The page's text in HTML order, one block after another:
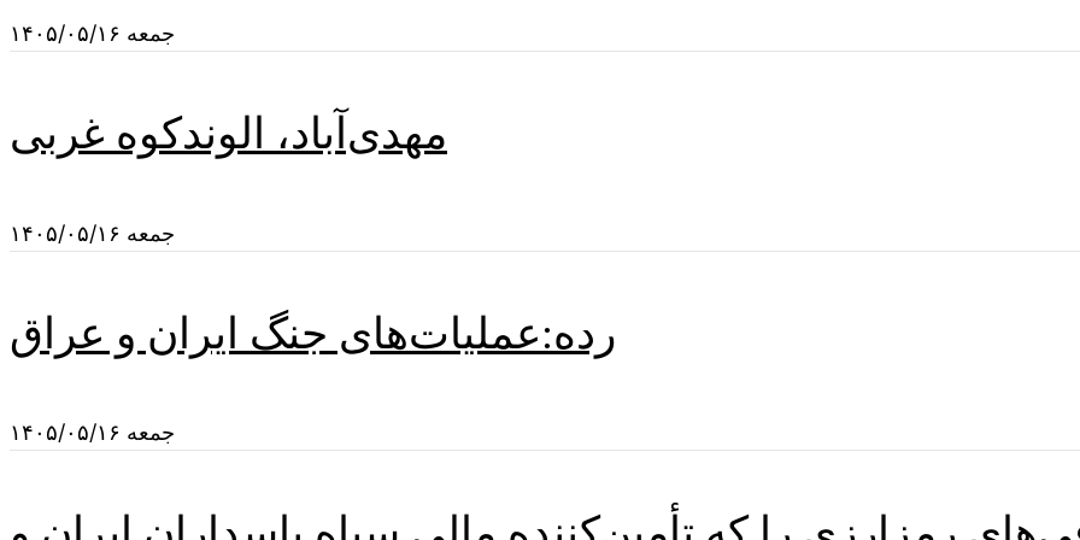
جمعه ۱۴۰۵/۰۵/۱۶
مهدی‌آباد، الوندکوه غربی
جمعه ۱۴۰۵/۰۵/۱۶
رده:عملیات‌های جنگ ایران و عراق
جمعه ۱۴۰۵/۰۵/۱۶